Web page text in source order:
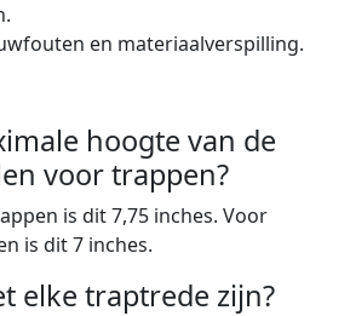
en materiaalverspilling.
hoogte van de
voor trappen?
is dit 7,75 inches. Voor
is dit 7 inches.
elke traptrede zijn?